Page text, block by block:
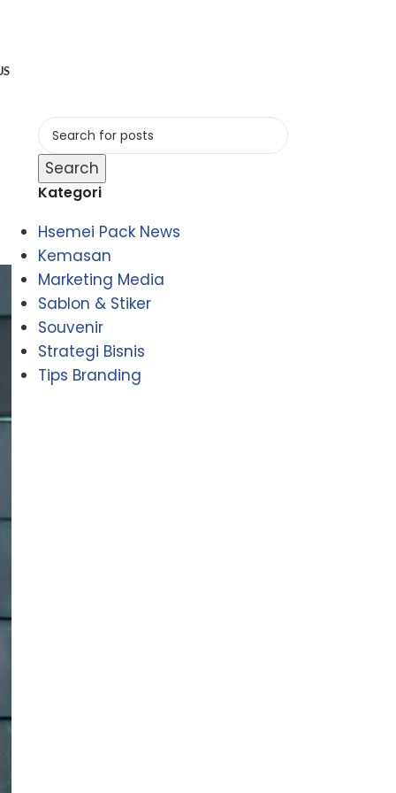
Search
Kategori
Hsemei Pack News
Kemasan
Marketing Media
Sablon & Stiker
Souvenir
Strategi Bisnis
Tips Branding